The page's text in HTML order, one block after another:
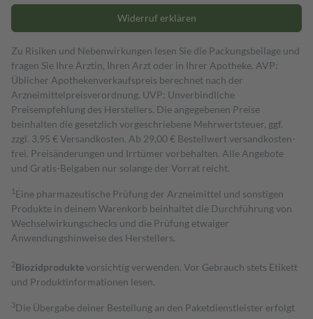
Widerruf erklären
Zu Risiken und Nebenwirkungen lesen Sie die Packungsbeilage und
fragen Sie Ihre Ärztin, Ihren Arzt oder in Ihrer Apotheke. AVP:
Üblicher Apothekenverkaufspreis berechnet nach der
Arzneimittelpreisverordnung. UVP: Unverbindliche
Preisempfehlung des Herstellers. Die angegebenen Preise
beinhalten die gesetzlich vorgeschriebene Mehrwertsteuer, ggf.
zzgl. 3,95 € Versandkosten. Ab 29,00 € Bestell­wert versand­kosten­
frei. Preisänderungen und Irrtümer vorbehalten. Alle Angebote
und Gratis-Beigaben nur solange der Vorrat reicht.
1 Eine pharmazeutische Prüfung der Arzneimittel und sonstigen
Produkte in deinem Warenkorb beinhaltet die Durchführung von
Wechselwirkungschecks und die Prüfung etwaiger
Anwendungshinweise des Herstellers.
2Biozidproduktevorsichtig verwenden. Vor Gebrauch stets Etikett
und Produktinformationen lesen.
3Die Übergabe deiner Bestellung an den Paketdienstleister erfolgt